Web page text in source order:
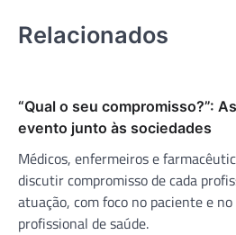
Relacionados
“Qual o seu compromisso?”:
evento junto às sociedades
Médicos, enfermeiros e
discutir compromisso de cada
atuação, com foco no paciente e
profissional de saúde.